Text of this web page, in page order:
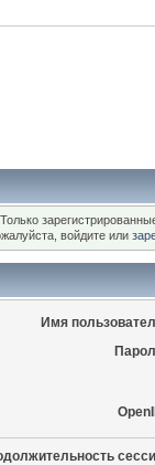
Только
войдите или
Имя